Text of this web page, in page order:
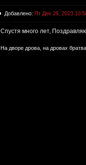
Добавлено: Пт Дек 29, 2023
Спустя много лет,
На дворе дрова, на дровах